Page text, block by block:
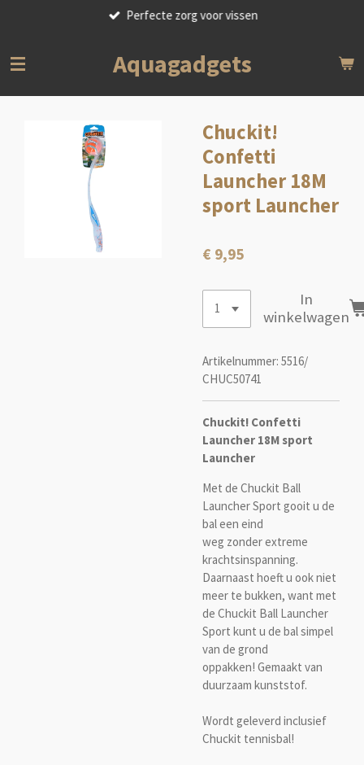
de
Perfecte zorg voor vissen
Aquagadgets
Chuckit!
Confetti
Launcher 18M
sport Launcher
€ 9,95
In
winkelwagen
Artikelnummer: 5516/
CHUC50741
Chuckit! Confetti
Launcher 18M sport
Launcher
Met de Chuckit Ball
Launcher Sport gooit u de
bal een eind
weg zonder extreme
krachtsinspanning.
Daarnaast hoeft u ook niet
meer te bukken, want met
de Chuckit Ball Launcher
Sport kunt u de bal simpel
van de grond
oppakken! Gemaakt van
duurzaam kunststof.
Wordt geleverd inclusief
Chuckit tennisbal!